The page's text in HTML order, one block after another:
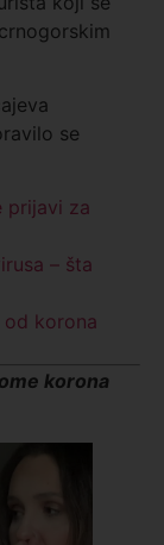
se
prijavi za
– šta
korona
korona